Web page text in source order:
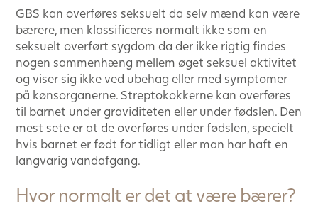
GBS kan overføres seksuelt da selv mænd kan være
bærere, men klassificeres normalt ikke som en
seksuelt overført sygdom da der ikke rigtig findes
nogen sammenhæng mellem øget seksuel aktivitet
og viser sig ikke ved ubehag eller med symptomer
på kønsorganerne. Streptokokkerne kan overføres
til barnet under graviditeten eller under fødslen. Den
mest sete er at de overføres under fødslen, specielt
hvis barnet er født for tidligt eller man har haft en
langvarig vandafgang.
Hvor normalt er det at være bærer?